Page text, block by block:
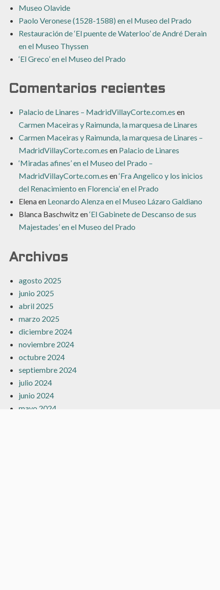
Museo Olavide
Paolo Veronese (1528-1588) en el Museo del Prado
Restauración de ‘El puente de Waterloo’ de André Derain
en el Museo Thyssen
‘El Greco’ en el Museo del Prado
Comentarios recientes
Palacio de Linares – MadridVillayCorte.com.es en
Carmen Maceiras y Raimunda, la marquesa de Linares
Carmen Maceiras y Raimunda, la marquesa de Linares –
MadridVillayCorte.com.es en Palacio de Linares
‘Miradas afines’ en el Museo del Prado –
MadridVillayCorte.com.es en‘Fra Angelico y los inicios
del Renacimiento en Florencia’ en el Prado
Elenaen Leonardo Alenza en el Museo Lázaro Galdiano
Blanca Baschwitzen‘El Gabinete de Descanso de sus
Majestades’ en el Museo del Prado
Archivos
agosto 2025
junio 2025
abril 2025
marzo 2025
diciembre 2024
noviembre 2024
octubre 2024
septiembre 2024
julio 2024
junio 2024
mayo 2024